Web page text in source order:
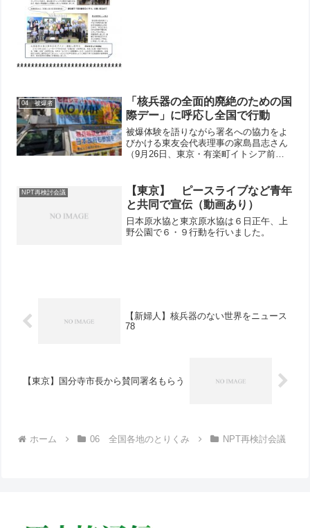
04 被爆者
「核兵器の全面的廃絶のための国
際デー」に呼応し全国で行動
被爆体験を語りながら署名への協力をよ
びかける東友会代表理事の家島昌志さん
（9月26日、東京・有楽町イトシア前）
した宣伝署名行動などがとりくまれまし
た。 東京では、日本...
NPT再検討会議
【東京】 ピースライブなど青年
と共同で宣伝（動画あり）
日本原水協と東京原水協は６日正午、上
野公園で６・９行動を行いました。
【新婦人】核兵器のない世界をニュース
78
【東京】国分寺市長から賛同署名もらう
ホーム 06 全国各地のとりくみ NPT再検討会議